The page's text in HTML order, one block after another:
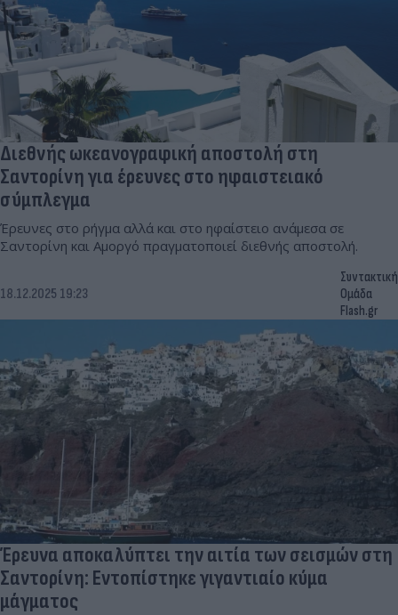
Διεθνής ωκεανογραφική αποστολή στη
Σαντορίνη για έρευνες στο ηφαιστειακό
σύμπλεγμα
Έρευνες στο ρήγμα αλλά και στο ηφαίστειο ανάμεσα σε
Σαντορίνη και Αμοργό πραγματοποιεί διεθνής αποστολή.
18.12.2025 19:23
Συντακτική
Ομάδα
Flash.gr
Έρευνα αποκαλύπτει την αιτία των σεισμών στη
Σαντορίνη: Εντοπίστηκε γιγαντιαίο κύμα
μάγματος